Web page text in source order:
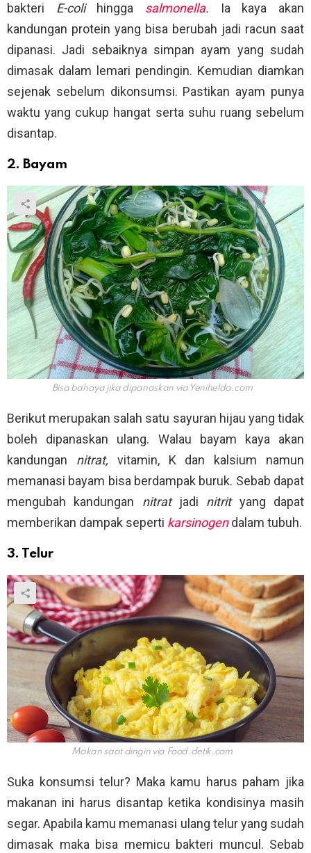
bakteri E-coli hingga salmonella.
Ia kaya akan
kandungan protein yang bisa berubah jadi racun saat
dipanasi. Jadi sebaiknya simpan ayam yang sudah
dimasak dalam lemari pendingin. Kemudian diamkan
sejenak sebelum dikonsumsi. Pastikan ayam punya
waktu yang cukup hangat serta suhu ruang sebelum
disantap.
2. Bayam
Bisa bahaya jika dipanaskan via Yenihelda.com
Berikut merupakan salah satu sayuran hijau yang tidak
boleh dipanaskan ulang. Walau bayam kaya akan
kandungan nitrat, vitamin, K dan kalsium namun
memanasi bayam bisa berdampak buruk. Sebab dapat
mengubah kandungan nitrat jadi nitrit yang dapat
memberikan dampak seperti karsinogen dalam tubuh.
3. Telur
Makan saat dingin viaFood.detik.com
Suka konsumsi telur? Maka kamu harus paham jika
makanan ini harus disantap ketika kondisinya masih
segar. Apabila kamu memanasi ulang telur yang sudah
dimasak maka bisa memicu bakteri muncul. Sebab